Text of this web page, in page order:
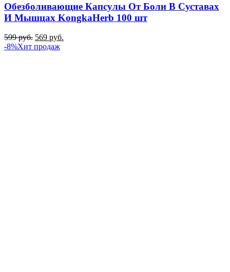
Обезболивающие Капсулы От Боли В Суставах
И Мышцах KongkaHerb 100 шт
599руб. 569 руб.
-8%Хит продаж